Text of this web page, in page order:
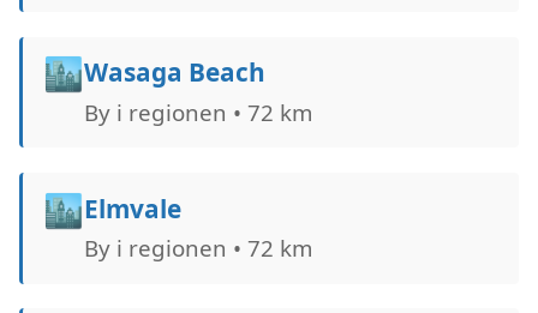
🏙️Wasaga Beach
By i regionen • 72 km
🏙️Elmvale
By i regionen • 72 km